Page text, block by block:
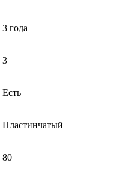
3 года
3
Есть
Пластинчатый
80